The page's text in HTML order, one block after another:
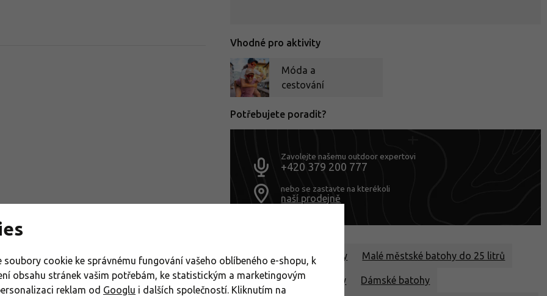
Vhodné pro aktivity
Móda a
cestování
Potřebujete poradit?
Zavolejte našemu outdoor expertovi
+420 379 200 777
nebo se zastavte na kterékoli
naší prodejně
Výprodej Malé batohy Malé městské batohy do 25 litrů
Dámské městské batohy Dámské batohy
soubory cookie ke správnému fungování vašeho oblíbeného e-shopu, k
obsahu stránek vašim potřebám, ke statistickým a marketingovým
reklam od Googlu i dalších společností. Kliknutím na